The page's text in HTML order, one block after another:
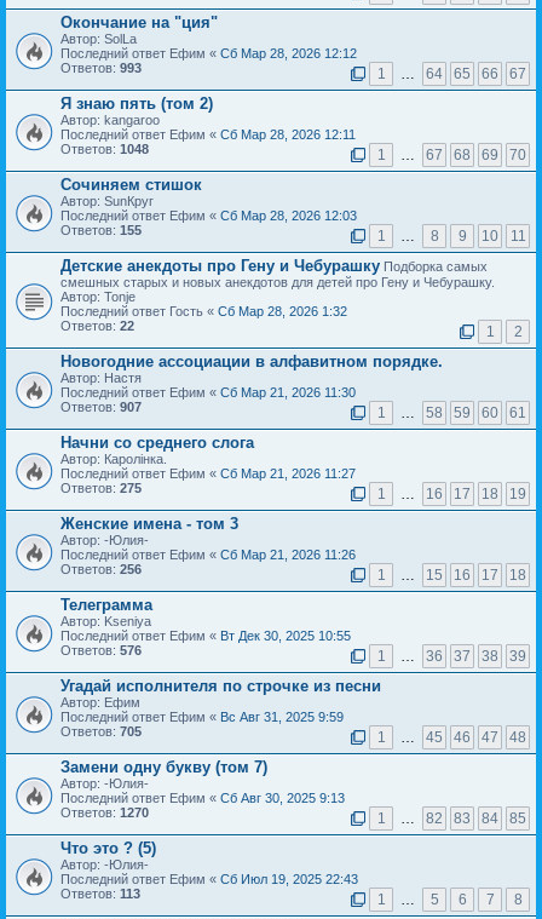
Окончание на "ция"
Автор: SolLa
Последний ответ Ефим « Сб Мар 28, 2026 12:12
Ответов: 993 1 … 64 65 66 67
Я знаю пять (том 2)
Автор: kangaroo
Последний ответ Ефим « Сб Мар 28, 2026 12:11
Ответов: 1048 1 … 67 68 69 70
Сочиняем стишок
Автор: SunКруг
Последний ответ Ефим « Сб Мар 28, 2026 12:03
Ответов: 155 1 … 8 9 10 11
Детские анекдоты про Гену и Чебурашку Подборка самых
смешных старых и новых анекдотов для детей про Гену и Чебурашку.
Автор: Tonje
Последний ответ Гость « Сб Мар 28, 2026 1:32
Ответов: 22 1 2
Новогодние ассоциации в алфавитном порядке.
Автор: Настя
Последний ответ Ефим « Сб Мар 21, 2026 11:30
Ответов: 907 1 … 58 59 60 61
Начни со среднего слога
Автор: Каролiнка.
Последний ответ Ефим « Сб Мар 21, 2026 11:27
Ответов: 275 1 … 16 17 18 19
Женские имена - том 3
Автор: -Юлия-
Последний ответ Ефим « Сб Мар 21, 2026 11:26
Ответов: 256 1 … 15 16 17 18
Телеграмма
Автор: Kseniya
Последний ответ Ефим « Вт Дек 30, 2025 10:55
Ответов: 576 1 … 36 37 38 39
Угадай исполнителя по строчке из песни
Автор: Ефим
Последний ответ Ефим « Вс Авг 31, 2025 9:59
Ответов: 705 1 … 45 46 47 48
Замени одну букву (том 7)
Автор: -Юлия-
Последний ответ Ефим « Сб Авг 30, 2025 9:13
Ответов: 1270 1 … 82 83 84 85
Что это ? (5)
Автор: -Юлия-
Последний ответ Ефим « Сб Июл 19, 2025 22:43
Ответов: 113 1 … 5 6 7 8